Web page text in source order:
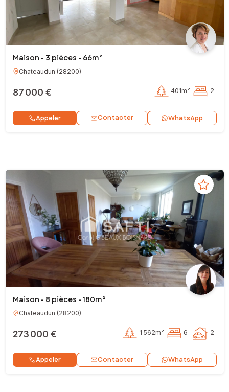
Maison - 3 pièces - 66m²
Chateaudun (28200)
87 000 € 401m² 2
Appeler Contacter WhatsApp
Maison - 8 pièces - 180m²
Chateaudun (28200)
273 000 € 1 562m² 6 2
Appeler Contacter WhatsApp